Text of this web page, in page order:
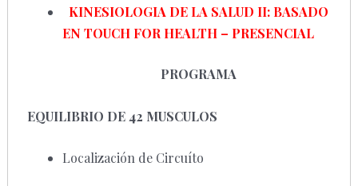
KINESIOLOGIA DE LA SALUD II: BASADO
EN TOUCH FOR HEALTH – PRESENCIAL
PROGRAMA
EQUILIBRIO DE 42 MUSCULOS
Localización de Circuíto